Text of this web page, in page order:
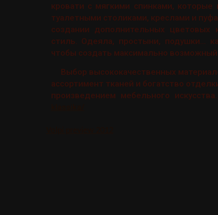
кровати с мягкими спинками,
туалетными столиками, креслами и
создании дополнительных
стиль. Одеяла, простыни, подушки…
чтобы создать максимально
Выбор высококачественных
ассортимент тканей и богатство
произведением мебельного